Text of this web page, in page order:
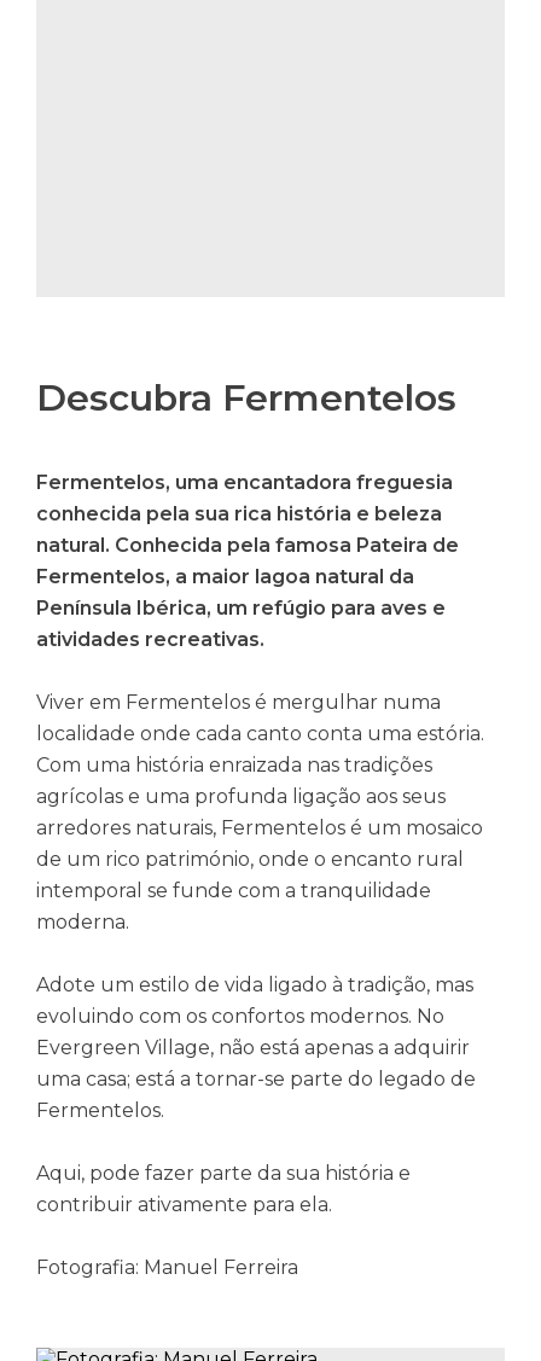
Descubra Fermentelos
Fermentelos, uma encantadora freguesia
conhecida pela sua rica história e beleza
natural. Conhecida pela famosa Pateira de
Fermentelos, a maior lagoa natural da
Península Ibérica, um refúgio para aves e
atividades recreativas.
Viver em Fermentelos é mergulhar numa
localidade onde cada canto conta uma estória.
Com uma história enraizada nas tradições
agrícolas e uma profunda ligação aos seus
arredores naturais, Fermentelos é um mosaico
de um rico património, onde o encanto rural
intemporal se funde com a tranquilidade
moderna.
Adote um estilo de vida ligado à tradição, mas
evoluindo com os confortos modernos. No
Evergreen Village, não está apenas a adquirir
uma casa; está a tornar-se parte do legado de
Fermentelos.
Aqui, pode fazer parte da sua história e
contribuir ativamente para ela.
Fotografia: Manuel Ferreira